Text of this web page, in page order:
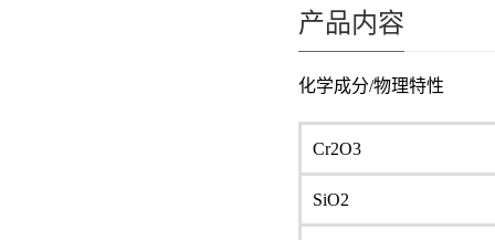
产品内容
化学成分/物理特性
Cr2O3
SiO2